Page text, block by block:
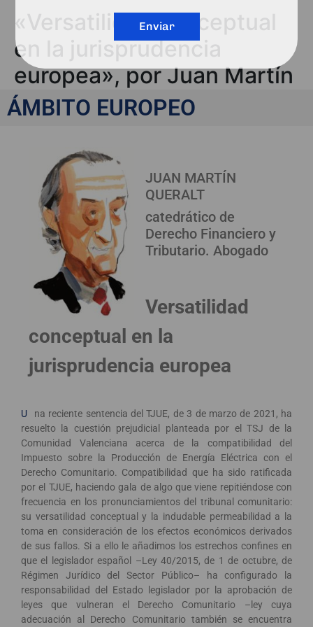
«Versatilidad conceptual
en la jurisprudencia
europea», por Juan Martín
Queralt
ÁMBITO EUROPEO
JUAN MARTÍN
QUERALT
catedrático de
Derecho Financiero y
Tributario. Abogado
Versatilidad
conceptual en la
jurisprudencia europea
U
na reciente sentencia del TJUE, de 3 de marzo de 2021, ha
resuelto la cuestión prejudicial planteada por el TSJ de la
Comunidad Valenciana acerca de la compatibilidad del
Impuesto sobre la Producción de Energía Eléctrica con el
Derecho Comunitario. Compatibilidad que ha sido ratificada
por el TJUE, haciendo gala de algo que viene repitiéndose con
frecuencia en los pronunciamientos del tribunal comunitario:
su versatilidad conceptual y la indudable permeabilidad a la
toma en consideración de los efectos económicos derivados
de sus fallos. Si a ello le añadimos los estrechos confines en
que el legislador español –Ley 40/2015, de 1 de octubre, de
Régimen Jurídico del Sector Público– ha configurado la
responsabilidad del Estado legislador por la aprobación de
leyes que vulneran el Derecho Comunitario –ley cuya
adecuación al Derecho Comunitario también se encuentra
Enviar